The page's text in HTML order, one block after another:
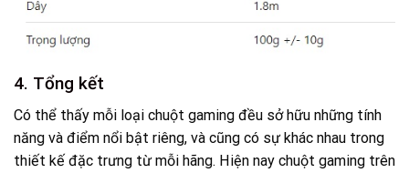
4. Tổng kết
Có thể thấy mỗi loại chuột gaming đều sở hữu những tính
năng và điểm nổi bật riêng, và cũng có sự khác nhau trong
thiết kế đặc trưng từ mỗi hãng. Hiện nay chuột gaming trên